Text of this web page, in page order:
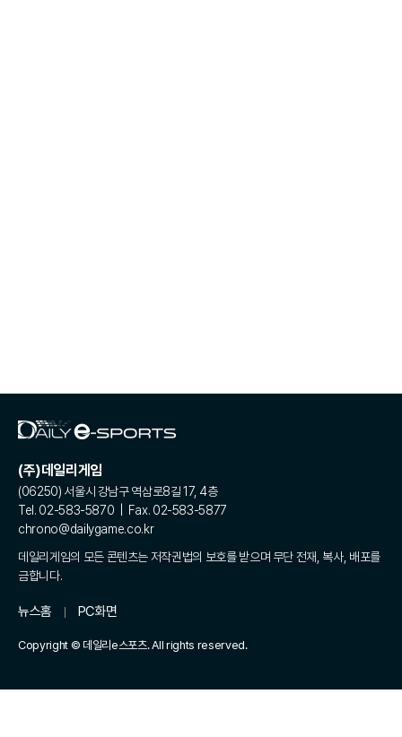
(주)데일리게임
(06250) 서울시 강남구 역삼로8길 17, 4층
Tel. 02-583-5870 | Fax. 02-583-5877
chrono@dailygame.co.kr
데일리게임의 모든 콘텐츠는 저작권법의 보호를 받으며 무단 전재, 복사, 배포를
금합니다.
뉴스홈 PC화면
Copyright © 데일리e스포츠. All rights reserved.